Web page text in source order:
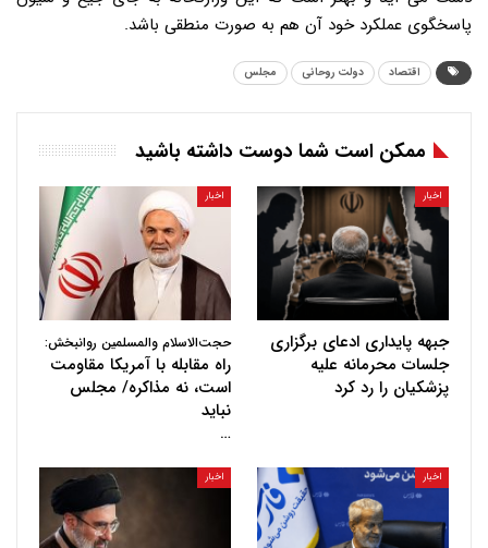
پاسخگوی عملکرد خود آن هم به صورت منطقی باشد.
اقتصاد دولت روحانی مجلس
ممکن است شما دوست داشته باشید
اخبار
جبهه پایداری ادعای برگزاری
جلسات محرمانه علیه
پزشکیان را رد کرد
اخبار
حجت‌الاسلام والمسلمین روانبخش:
راه مقابله با آمریکا مقاومت
است، نه مذاکره/ مجلس
نباید
…
اخبار اخبار